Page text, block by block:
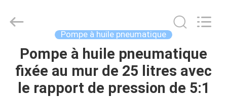
MAISON
DES
Machinery
Pompe à huile pneumatique
Pompe à huile pneumatique
fixée au mur de 25 litres avec
le rapport de pression de 5:1